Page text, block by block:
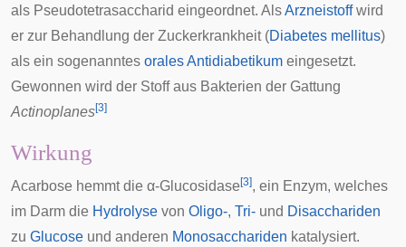
als Pseudotetrasaccharid eingeordnet. AlsArzneistoffwird
er zur Behandlung der Zuckerkrankheit (Diabetes mellitus)
als ein sogenanntes oralesAntidiabetikum eingesetzt.
Gewonnen wird der Stoff aus Bakterien der Gattung
Actinoplanes[3]
Wirkung
Acarbose hemmt die α-Glucosidase [3], ein Enzym, welches
im Darm die Hydrolyse von Oligo-, Tri- und Disacchariden
zu Glucose und anderen Monosacchariden katalysiert.